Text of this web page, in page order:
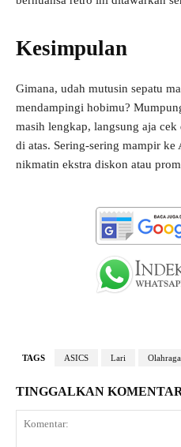
Kesimpulan
Gimana, udah mutusin sepatu
mendampingi hobimu?
masih lengkap, langsung aja
di atas. Sering-sering mampir
nikmatin ekstra diskon atau
TAGS ASICS Lari Olahraga
TINGGALKAN